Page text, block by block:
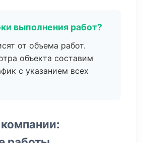
выполнения работ?
от объема работ.
объекта составим
с указанием всех